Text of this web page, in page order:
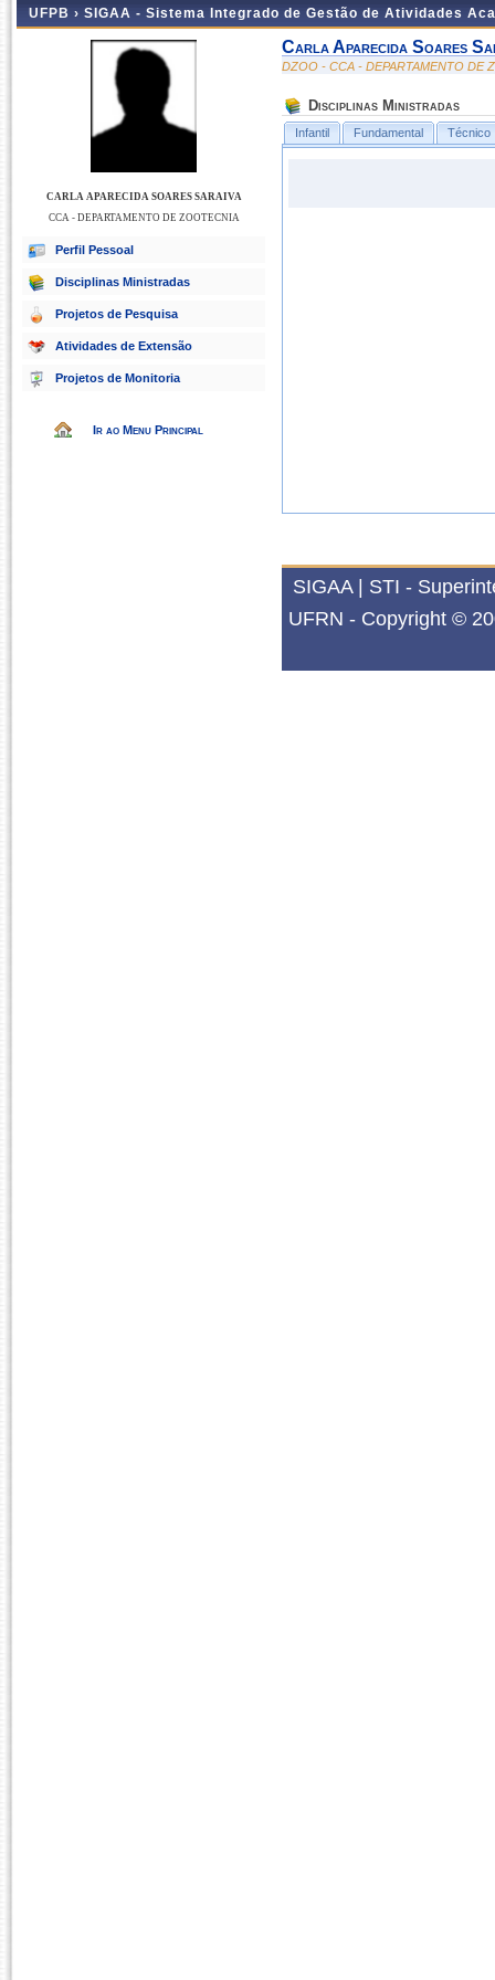
UFPB › SIGAA - Sistema Integrado de Gestão de Atividades
CARLA APARECIDA SOARES SARAIVA
CCA - DEPARTAMENTO DE ZOOTECNIA
Perfil Pessoal
Disciplinas Ministradas
Projetos de Pesquisa
Atividades de Extensão
Projetos de Monitoria
Ir ao Menu Principal
Carla Aparecida Soares
DZOO - CCA - DEPARTAMENTO DE
Disciplinas Ministradas
Infantil Fundamental Técnico
SIGAA | STI -
UFRN - Copyright ©